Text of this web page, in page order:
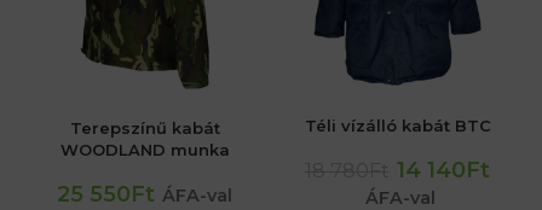
Terepszínű kabát
WOODLAND munka
25 550Ft ÁFA-val
Téli vízálló kabát BTC
14 140Ft
ÁFA-val